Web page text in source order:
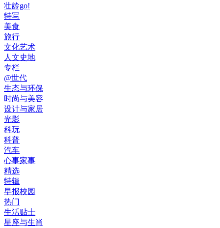
壮龄go!
特写
美食
旅行
文化艺术
人文史地
专栏
@世代
生态与环保
时尚与美容
设计与家居
光影
科玩
科普
汽车
心事家事
精选
特辑
早报校园
热门
生活贴士
星座与生肖